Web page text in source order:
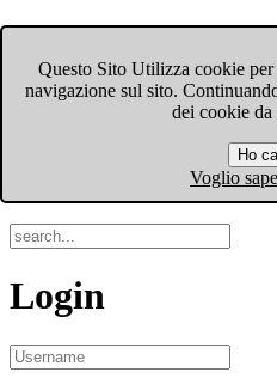
Questo Sito Utilizza cookie
navigazione sul sito.
dei cookie da
Ho
Voglio
Menu
Login